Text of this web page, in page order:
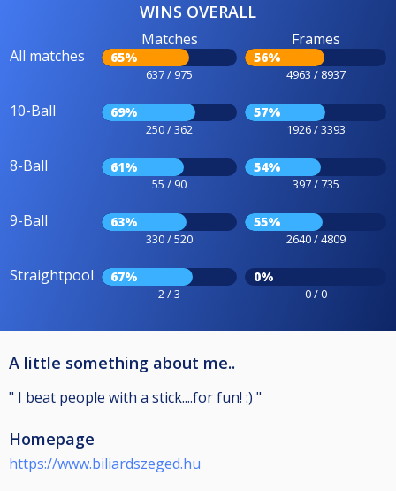
WINS OVERALL
All matches
Matches
65%
637 / 975
Frames
56%
4963 / 8937
10-Ball 69%
250 / 362
57%
1926 / 3393
8-Ball 61%
55 / 90
54%
397 / 735
9-Ball 63%
330 / 520
55%
2640 / 4809
Straightpool 67%
2 / 3
0%
0 / 0
A little something about me..
" I beat people with a stick....for fun! :) "
Homepage
https://www.biliardszeged.hu